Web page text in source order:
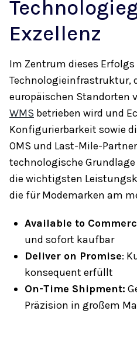
Exzellenz
Im Zentrum dieses
Technologieinfrastruktur,
europäischen Standorten
WMS betrieben wird und
Konfigurierbarkeit sowie
OMS und Last-Mile-
technologische
die wichtigsten
die für Modemarken am
Available to
und sofort kaufbar
Deliver on Promise:
konsequent erfüllt
On-Time Shipment:
Präzision in großem